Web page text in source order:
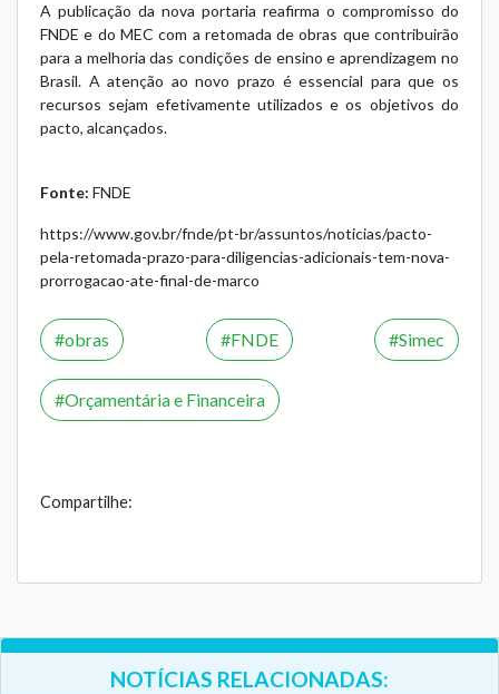
A publicação da nova portaria reafirma o compromisso do
FNDE e do MEC com a retomada de obras que contribuirão
para a melhoria das condições de ensino e aprendizagem no
Brasil. A atenção ao novo prazo é essencial para que os
recursos sejam efetivamente utilizados e os objetivos do
pacto, alcançados.
Fonte: FNDE
https://www.gov.br/fnde/pt-br/assuntos/noticias/pacto-
pela-retomada-prazo-para-diligencias-adicionais-tem-nova-
prorrogacao-ate-final-de-marco
obras FNDE Simec
Orçamentária e Financeira
Compartilhe:
NOTÍCIAS RELACIONADAS: